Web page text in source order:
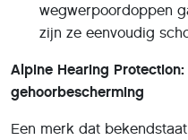
wegwerpoordoppen
zijn ze eenvoudig
Alpine Hearing
gehoorbescherming
Een merk dat